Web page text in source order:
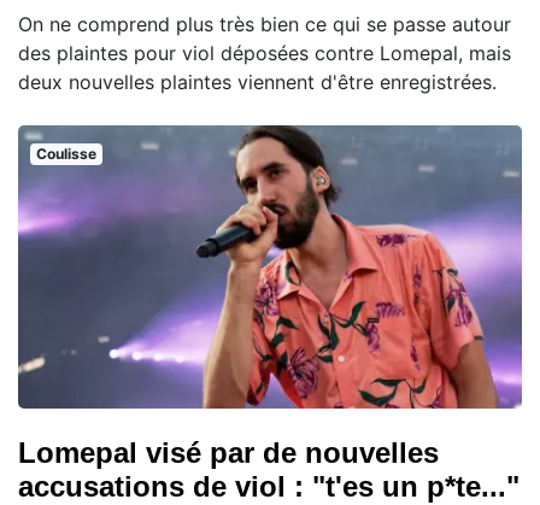
On ne comprend plus très bien ce qui se passe autour
des plaintes pour viol déposées contre Lomepal, mais
deux nouvelles plaintes viennent d'être enregistrées.
Coulisse
Lomepal visé par de nouvelles
accusations de viol : "t'es un p*te..."